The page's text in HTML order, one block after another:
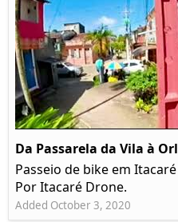
Da Passarela da Vila à
Passeio de bike em
Por Itacaré Drone.
Added October 3, 2020